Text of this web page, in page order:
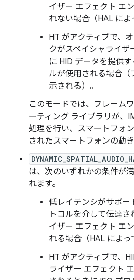
イザー エフェクト エ
れない場合（HAL によ
HT がアクティブで、
クがスペイシャライザ
に HID データを提供
ルが使用される場合（
示される）。
このモードでは、フレーム
ーティング ライブラリが、
処理を行い、スマートフォ
されたスマートフォンの動き
は、次のいずれかの条件が
れます。
低レイテンシがサポー
トコルを介して伝達
イザー エフェクト エ
れる場合（HAL によっ
HT がアクティブで、
ライザー エフェクト